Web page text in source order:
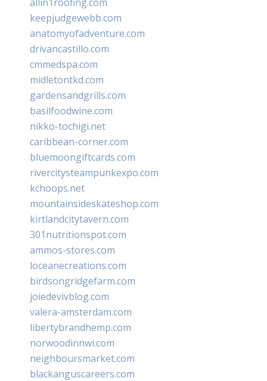
keepjudgewebb.com
anatomyofadventure.com
drivancastillo.com
cmmedspa.com
midletontkd.com
gardensandgrills.com
basilfoodwine.com
nikko-tochigi.net
caribbean-corner.com
bluemoongiftcards.com
rivercitysteampunkexpo.com
kchoops.net
mountainsideskateshop.com
kirtlandcitytavern.com
301nutritionspot.com
ammos-stores.com
loceanecreations.com
birdsongridgefarm.com
joiedevivblog.com
valera-amsterdam.com
libertybrandhemp.com
norwoodinnwi.com
neighboursmarket.com
blackanguscareers.com